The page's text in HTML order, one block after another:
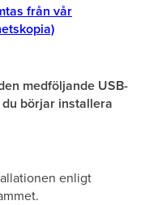
från vår
medföljande USB-
börjar installera
enligt